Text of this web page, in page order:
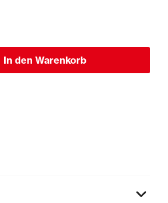
& Reinigungsmittel
In den Warenkorb